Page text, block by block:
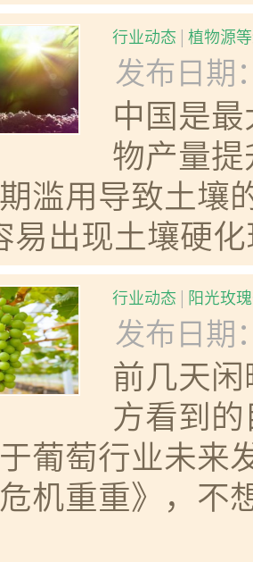
行业动态 | 植物源
发布日期
中国是
物产量
滥用导致土壤
易出现土壤硬
行业动态 | 阳光玫
发布日期
前几天
方看到
葡萄行业未来
机重重》，不